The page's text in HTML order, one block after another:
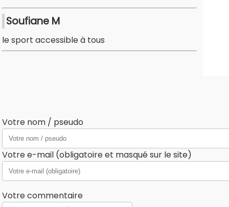
Soufiane M
le sport accessible à tous
Votre nom / pseudo
Votre e-mail (obligatoire et masqué sur le site)
Votre commentaire